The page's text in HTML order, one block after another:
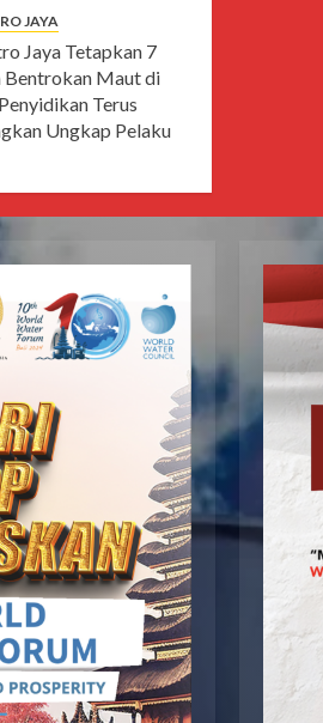
JAYA
Jaya Tetapkan 7
Bentrokan Maut di
Terus
Ungkap Pelaku